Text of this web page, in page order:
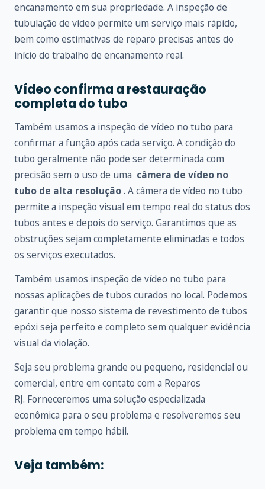
encanamento em sua propriedade. A inspeção de
tubulação de vídeo permite um serviço mais rápido,
bem como estimativas de reparo precisas antes do
início do trabalho de encanamento real.
Vídeo confirma a restauração
completa do tubo
Também usamos a inspeção de vídeo no tubo para
confirmar a função após cada serviço. A condição do
tubo geralmente não pode ser determinada com
precisão sem o uso de uma câmera de vídeo no
tubo de alta resolução. A câmera de vídeo no tubo
permite a inspeção visual em tempo real do status dos
tubos antes e depois do serviço. Garantimos que as
obstruções sejam completamente eliminadas e todos
os serviços executados.
Também usamos inspeção de vídeo no tubo para
nossas aplicações de tubos curados no local. Podemos
garantir que nosso sistema de revestimento de tubos
epóxi seja perfeito e completo sem qualquer evidência
visual da violação.
Seja seu problema grande ou pequeno, residencial ou
comercial, entre em contato com a Reparos
RJ. Forneceremos uma solução especializada
econômica para o seu problema e resolveremos seu
problema em tempo hábil.
Veja também: